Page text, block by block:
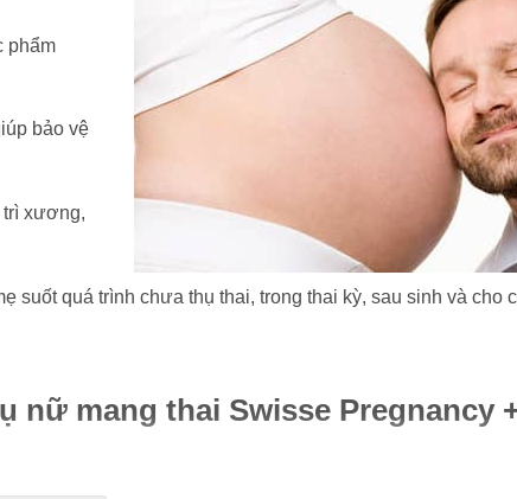
phẩm
bảo vệ
trì xương,
suốt quá trình chưa thụ thai, trong thai kỳ, sau sinh và cho
mang thai Swisse Pregnancy